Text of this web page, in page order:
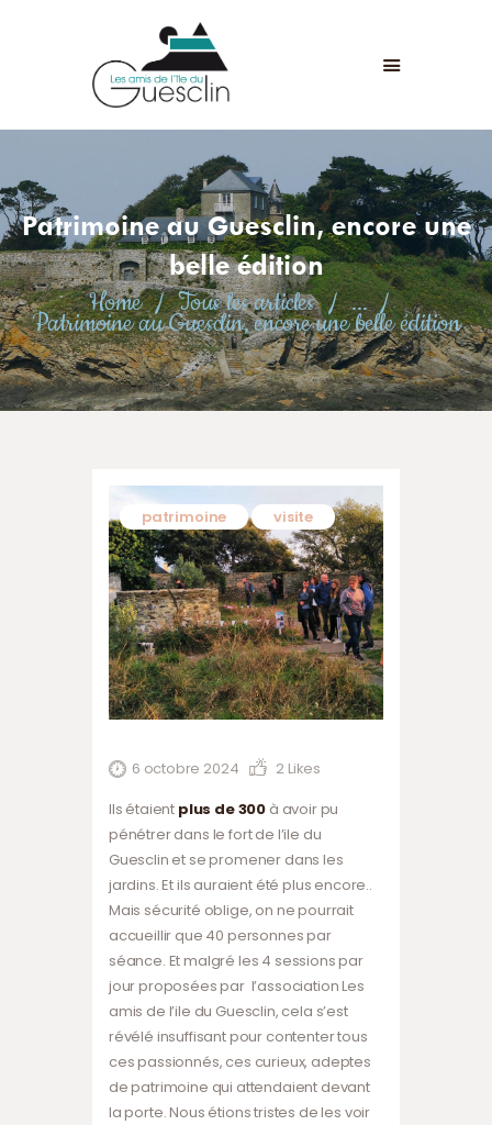
Patrimoine au Guesclin, encore une
belle édition
Home
Tous les articles ...
Patrimoine au Guesclin, encore une belle édition
LES AMIS DE L'ÎLE DU GUESCLIN
LE FORT ET L’ÎLE
ASSOCIATION
ADHÉSION
ANIMATIONS
ACTUALITÉS
CONTACT
patrimoine visite
6 octobre 2024 2 Likes
Ils étaient plus de 300 à avoir pu
pénétrer dans le fort de l’ile du
Guesclin et se promener dans les
jardins. Et ils auraient été plus encore..
Mais sécurité oblige, on ne pourrait
accueillir que 40 personnes par
séance. Et malgré les 4 sessions par
jour proposées par l’association Les
amis de l’ile du Guesclin, cela s’est
révélé insuffisant pour contenter tous
ces passionnés, ces curieux, adeptes
de patrimoine qui attendaient devant
la porte. Nous étions tristes de les voir